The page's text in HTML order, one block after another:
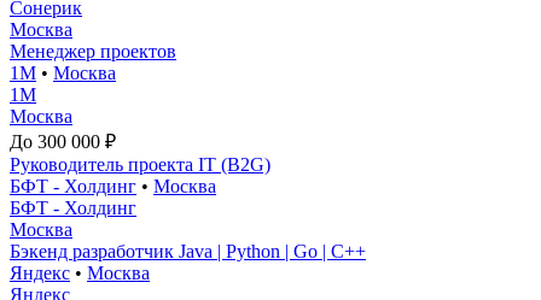
Сонерик
Москва
Менеджер проектов
1М • Москва
1М
Москва
До 300 000 ₽
Руководитель проекта IT (B2G)
БФТ - Холдинг • Москва
БФТ - Холдинг
Москва
Бэкенд разработчик Java | Python | Go | C++
Яндекс • Москва
Яндекс